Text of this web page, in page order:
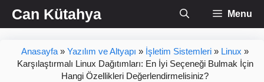
İçeriğe
atlaCan Kütahya Menu
Anasayfa » Yazılım ve Altyapı » İşletim Sistemleri » Linux »
Karşılaştırmalı Linux Dağıtımları: En İyi Seçeneği Bulmak İçin
Hangi Özellikleri Değerlendirmelisiniz?